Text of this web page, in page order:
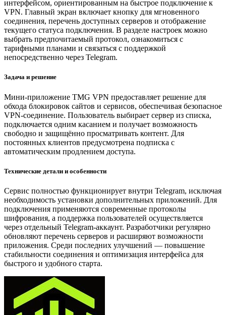
интерфейсом, ориентированным на быстрое подключение к
VPN. Главный экран включает кнопку для мгновенного
соединения, перечень доступных серверов и отображение
текущего статуса подключения. В разделе настроек можно
выбрать предпочитаемый протокол, ознакомиться с
тарифными планами и связаться с поддержкой
непосредственно через Telegram.
Задача и решение
Мини-приложение TMG VPN предоставляет решение для
обхода блокировок сайтов и сервисов, обеспечивая безопасное
VPN-соединение. Пользователь выбирает сервер из списка,
подключается одним касанием и получает возможность
свободно и защищённо просматривать контент. Для
постоянных клиентов предусмотрена подписка с
автоматическим продлением доступа.
Технические детали и особенности
Сервис полностью функционирует внутри Telegram, исключая
необходимость установки дополнительных приложений. Для
подключения применяются современные протоколы
шифрования, а поддержка пользователей осуществляется
через отдельный Telegram-аккаунт. Разработчики регулярно
обновляют перечень серверов и расширяют возможности
приложения. Среди последних улучшений — повышение
стабильности соединения и оптимизация интерфейса для
быстрого и удобного старта.